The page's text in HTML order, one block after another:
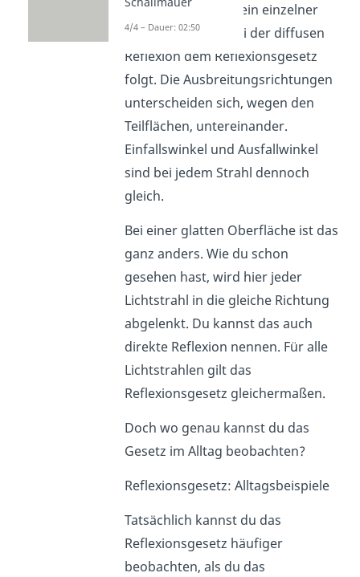
du erkennen, dass ein einzelner
Lichtstrahl, auch bei der diffusen
Reflexion dem Reflexionsgesetz
folgt. Die Ausbreitungsrichtungen
unterscheiden sich, wegen den
Teilflächen, untereinander.
Einfallswinkel und Ausfallwinkel
sind bei jedem Strahl dennoch
gleich.
Bei einer glatten Oberfläche ist das
ganz anders. Wie du schon
gesehen hast, wird hier jeder
Lichtstrahl in die gleiche Richtung
abgelenkt. Du kannst das auch
direkte Reflexion nennen. Für alle
Lichtstrahlen gilt das
Reflexionsgesetz gleichermaßen.
Doch wo genau kannst du das
Gesetz im Alltag beobachten?
Reflexionsgesetz: Alltagsbeispiele
Tatsächlich kannst du das
Reflexionsgesetz häufiger
beobachten, als du das
4/4 – Dauer: 02:50